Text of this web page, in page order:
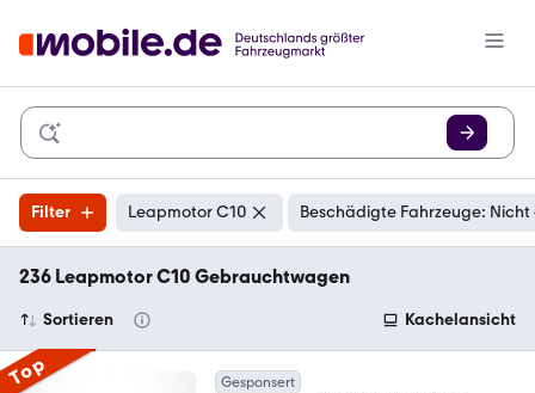
Filter Leapmotor C10 Beschädigte Fahrzeuge: Nicht
236 Leapmotor C10 Gebrauchtwagen
Sortieren Kachelansicht
Top Gesponsert